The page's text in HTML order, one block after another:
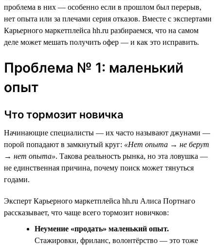
проблема в них — особенно если в прошлом был перерыв,
нет опыта или за плечами серия отказов. Вместе с экспертами
Карьерного маркетплейса hh.ru разбираемся, что на самом
деле может мешать получить офер — и как это исправить.
Проблема № 1: маленький
опыт
Что тормозит новичка
Начинающие специалисты — их часто называют джунами —
порой попадают в замкнутый круг: «Нет опыта → не берут
→ нет опыта». Такова реальность рынка, но эта ловушка —
не единственная причина, почему поиск может тянуться
годами.
Эксперт Карьерного маркетплейса hh.ru Алиса Портнаго
рассказывает, что чаще всего тормозит новичков:
Неумение «продать» маленький опыт.
Стажировки, фриланс, волонтёрство — это тоже